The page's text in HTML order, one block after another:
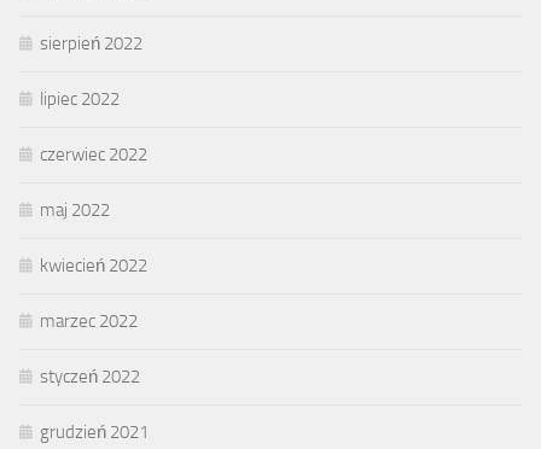
sierpień 2022
lipiec 2022
czerwiec 2022
maj 2022
kwiecień 2022
marzec 2022
styczeń 2022
grudzień 2021